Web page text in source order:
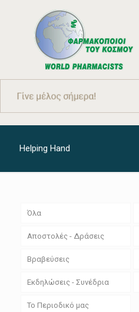
Helping Hand
Όλα
Αποστολές - Δράσεις
Βραβεύσεις
Εκδηλώσεις - Συνέδρια
Το Περιοδικό μας